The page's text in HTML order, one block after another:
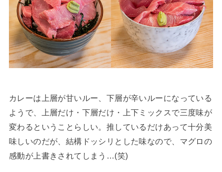
カレーは上層が甘いルー、下層が辛いルーになっている
ようで、上層だけ・下層だけ・上下ミックスで三度味が
変わるということらしい。推しているだけあって十分美
味しいのだが、結構ドッシリとした味なので、マグロの
感動が上書きされてしまう…(笑)